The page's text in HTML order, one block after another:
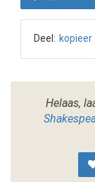
Deel: kopieer
Helaas,